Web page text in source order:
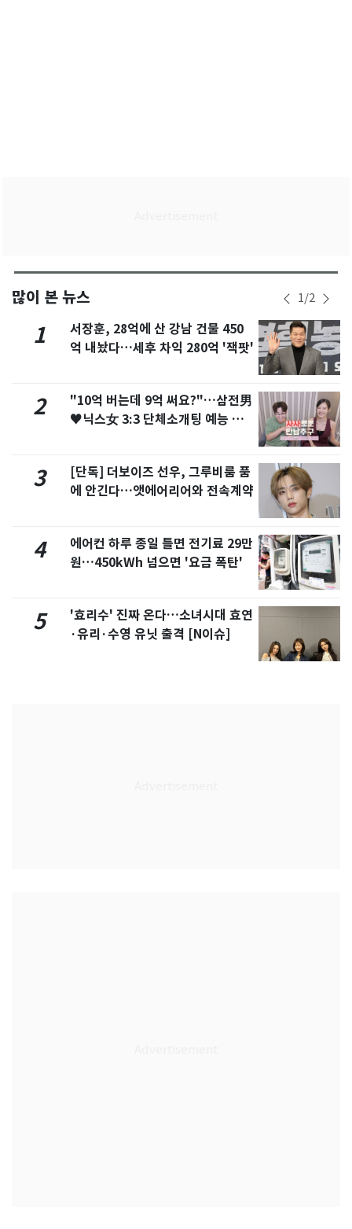
많이 본 뉴스 1/2
1
서장훈, 28억에 산 강남 건물 450
억 내놨다…세후 차익 280억 '잭팟'
2
"10억 버는데 9억 써요?"…삼전男
♥닉스女 3:3 단체소개팅 예능 화
3
[단독] 더보이즈 선우, 그루비룸 품
에 안긴다…앳에어리어와 전속계약
4
에어컨 하루 종일 틀면 전기료 29만
원…450kWh 넘으면 '요금 폭탄'
5
'효리수' 진짜 온다…소녀시대 효연
·유리·수영 유닛 출격 [N이슈]